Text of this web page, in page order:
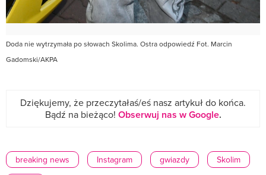
Doda nie wytrzymała po słowach Skolima. Ostra odpowiedź Fot. Marcin
Gadomski/AKPA
Dziękujemy, że przeczytałaś/eś nasz artykuł do końca.
Bądź na bieżąco! Obserwuj nas w Google.
breaking news Instagram gwiazdy
Skolim